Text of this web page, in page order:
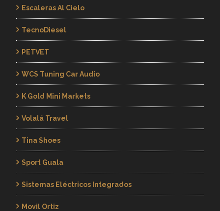
Escaleras Al Cielo
TecnoDiesel
PETVET
WCS Tuning Car Audio
K Gold Mini Markets
Volalá Travel
Tina Shoes
Sport Guala
Sistemas Eléctricos Integrados
Movil Ortiz